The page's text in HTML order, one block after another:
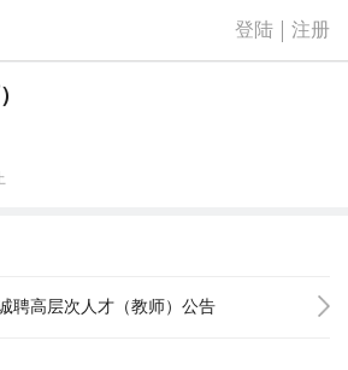
登陆 注册
聘高层次人才（教师）公告